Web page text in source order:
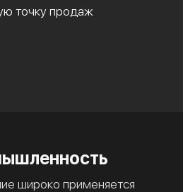
точку продаж
широко применяется